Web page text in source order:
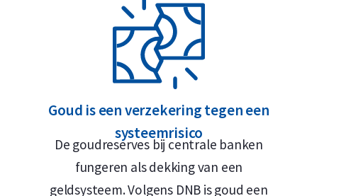
– 24 karaat
Goud is een verzekering tegen een
systeemrisico
De goudreserves bij centrale banken
fungeren als dekking van een
geldsysteem. Volgens DNB is goud een